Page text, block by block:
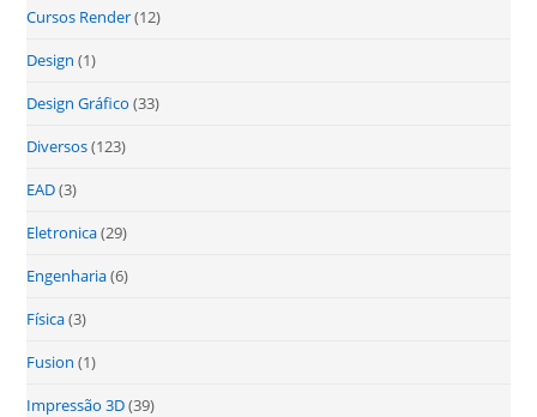
Cursos Render(12)
Design (1)
Design Gráfico (33)
Diversos(123)
EAD(3)
Eletronica(29)
Engenharia(6)
Física(3)
Fusion (1)
Impressão 3D(39)